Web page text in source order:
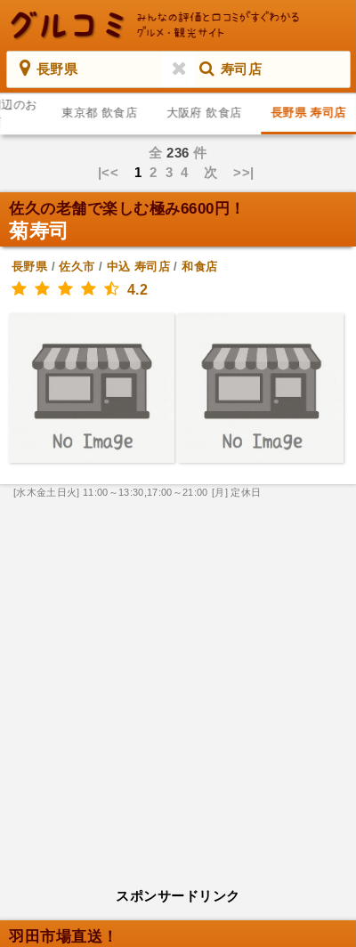
長野県 寿司店
のお
東京都 飲食店 大阪府 飲食店 長野県 寿司店
全236 件
|<< 12 3 4 次 >>|
佐久の老舗で楽しむ極み6600円！
菊寿司
長野県/佐久市 / 中込 寿司店 /和食店
4.2
[水木金土日火] 11:00～13:30,17:00～21:00 [月] 定休日
スポンサードリンク
羽田市場直送！